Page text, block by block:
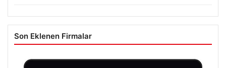
Son Eklenen Firmalar